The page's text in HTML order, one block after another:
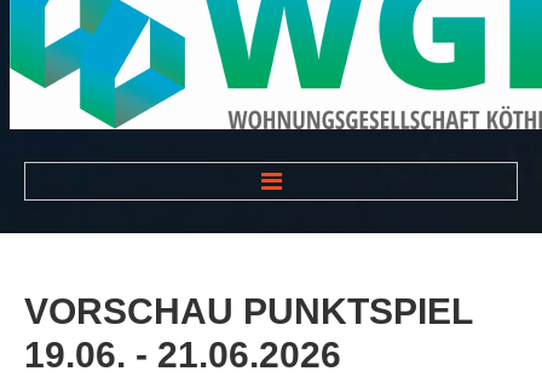
VEREIN
Der Vorstand
VORSCHAU PUNKTSPIEL
19.06. - 21.06.2026